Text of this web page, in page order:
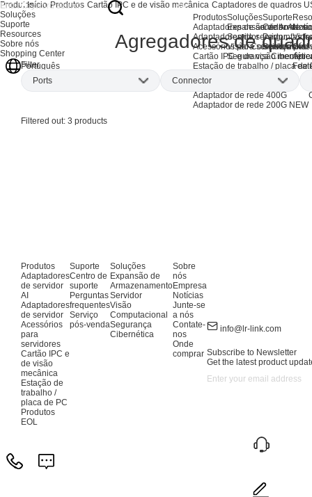
Produtos
Adaptadores de servidor AI
Adaptadores de servidor
Acessórios para servidores
Cartão IPC e de visão
Estação de trabalho / placa de
Produtos EOL
Adaptadores de rede AI
Adaptador de rede 400G
Adaptador de rede 200G NEW
Soluções
Expansão de
Servidor
Visão Computacional
Segurança
Suporte
Centro de
Perguntas
Serviço
Produtos
Soluções
Suporte
Resources
Sobre nós
Shopping Center
Português
Início Produtos Cartão IPC e de visão mecânica Captadores de quadros
Agregadores de
Filter
Ports
Dual-port (1)
Connector
Filtered out: 3 products
Produtos
Adaptadores
de servidor
AI
Adaptadores
de servidor
Acessórios
para
servidores
Cartão IPC e
de visão
mecânica
Estação de
trabalho /
placa de PC
Produtos
EOL
Suporte
Centro de
suporte
Perguntas
frequentes
Serviço
pós-venda
Soluções
Expansão de
Armazenamento
Servidor
Visão
Computacional
Segurança
Cibernética
Sobre
nós
Empresa
Notícias
Junte-se
a nós
Contate-
nos
Onde
comprar
info@lr-link.com
Subscribe to Newsletter
Get the latest product